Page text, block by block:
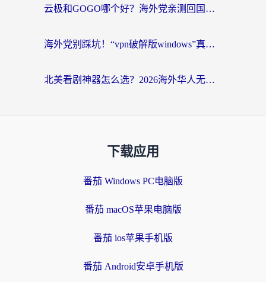
云极和GOGO哪个好？海外党亲测回国加速器选择指南（附iOS免费&Windows VPN实用技巧）
海外党别踩坑！“vpn破解版windows”真的能用？教你选对回国加速器无缝刷国内资源
北美看剧神器怎么选？2026海外华人无缝访问国内资源全攻略
下载应用
番茄 Windows PC电脑版
番茄 macOS苹果电脑版
番茄 ios苹果手机版
番茄 Android安卓手机版